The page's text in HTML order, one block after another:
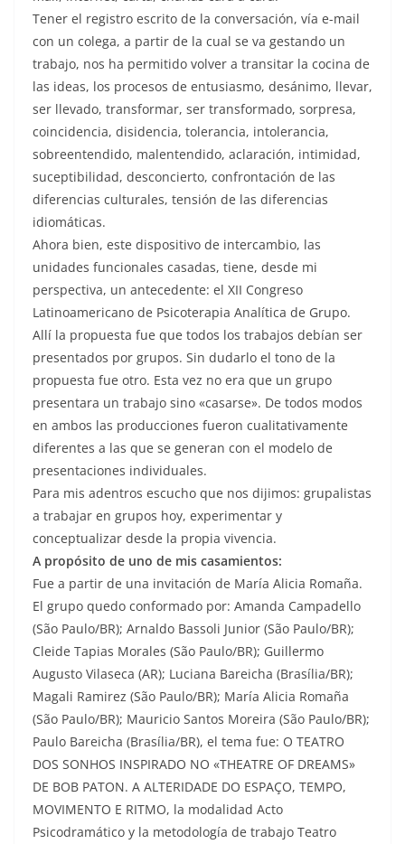
Tener el registro escrito de la conversación, vía e-mail
con un colega, a partir de la cual se va gestando un
trabajo, nos ha permitido volver a transitar la cocina de
las ideas, los procesos de entusiasmo, desánimo, llevar,
ser llevado, transformar, ser transformado, sorpresa,
coincidencia, disidencia, tolerancia, intolerancia,
sobreentendido, malentendido, aclaración, intimidad,
suceptibilidad, desconcierto, confrontación de las
diferencias culturales, tensión de las diferencias
idiomáticas.
Ahora bien, este dispositivo de intercambio, las
unidades funcionales casadas, tiene, desde mi
perspectiva, un antecedente: el XII Congreso
Latinoamericano de Psicoterapia Analítica de Grupo.
Allí la propuesta fue que todos los trabajos debían ser
presentados por grupos. Sin dudarlo el tono de la
propuesta fue otro. Esta vez no era que un grupo
presentara un trabajo sino «casarse». De todos modos
en ambos las producciones fueron cualitativamente
diferentes a las que se generan con el modelo de
presentaciones individuales.
Para mis adentros escucho que nos dijimos: grupalistas
a trabajar en grupos hoy, experimentar y
conceptualizar desde la propia vivencia.
A propósito de uno de mis casamientos:
Fue a partir de una invitación de María Alicia Romaña.
El grupo quedo conformado por: Amanda Campadello
(São Paulo/BR); Arnaldo Bassoli Junior (São Paulo/BR);
Cleide Tapias Morales (São Paulo/BR); Guillermo
Augusto Vilaseca (AR); Luciana Bareicha (Brasília/BR);
Magali Ramirez (São Paulo/BR); María Alicia Romaña
(São Paulo/BR); Mauricio Santos Moreira (São Paulo/BR);
Paulo Bareicha (Brasília/BR), el tema fue: O TEATRO
DOS SONHOS INSPIRADO NO «THEATRE OF DREAMS»
DE BOB PATON. A ALTERIDADE DO ESPAÇO, TEMPO,
MOVIMENTO E RITMO, la modalidad Acto
Psicodramático y la metodología de trabajo Teatro